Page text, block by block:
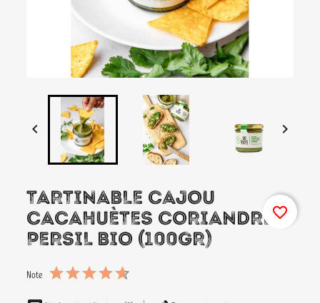
 
TARTINABLE CAJOU
CACAHUÈTES CORIANDRE
PERSIL BIO (100GR)
Note
favorite_border